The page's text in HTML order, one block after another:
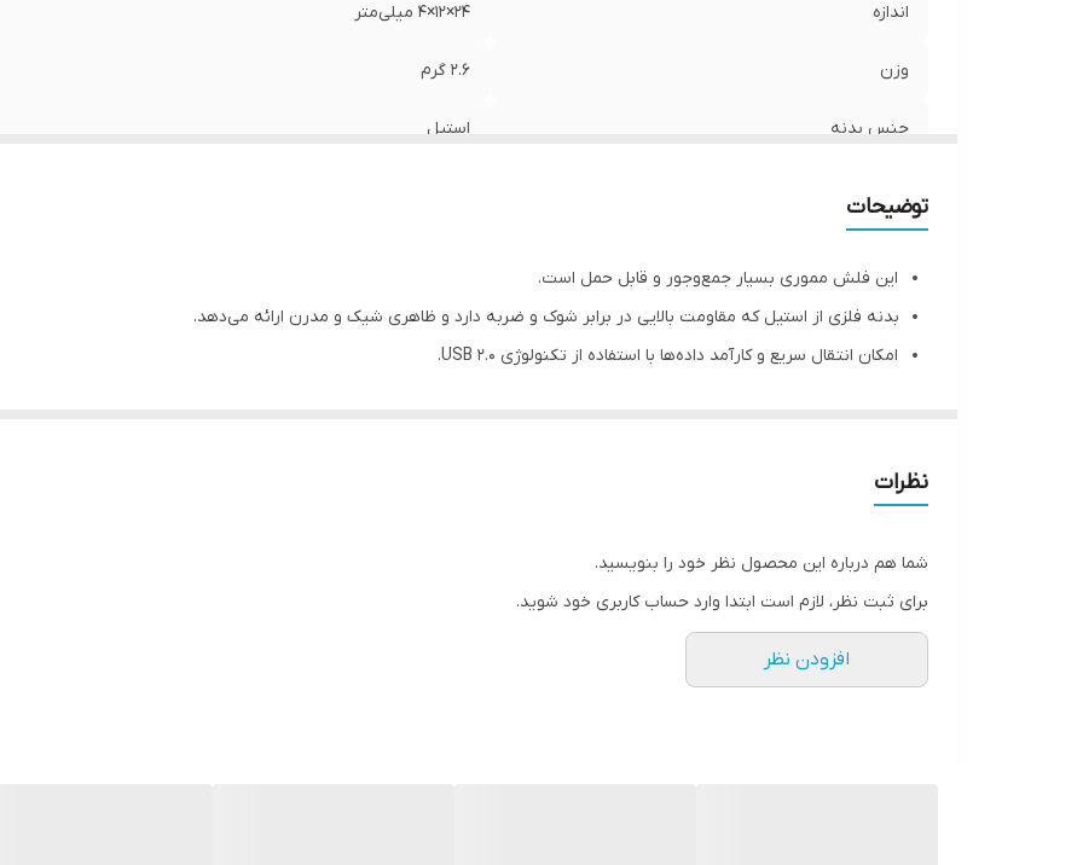
اندازه ۲۴×۱۲×۴ میلی‌متر
وزن 2.6 گرم
جنس بدنه استیل
توضیحات
این فلش مموری بسیار جمع‌وجور و قابل حمل است.
بدنه فلزی از استیل که مقاومت بالایی در برابر شوک و ضربه دارد و ظاهری شیک و مدرن ارائه می‌دهد.
امکان انتقال سریع و کارآمد داده‌ها با استفاده از تکنولوژی USB 2.0.
نظرات
شما هم درباره این محصول نظر خود را بنویسید.
برای ثبت نظر، لازم است ابتدا وارد حساب کاربری خود شوید.
افزودن نظر